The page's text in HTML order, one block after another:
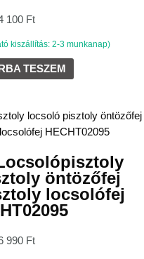
100 Ft
kiszállítás: 2-3 munkanap)
TESZEM
öntözőfej
locsolófej
990 Ft